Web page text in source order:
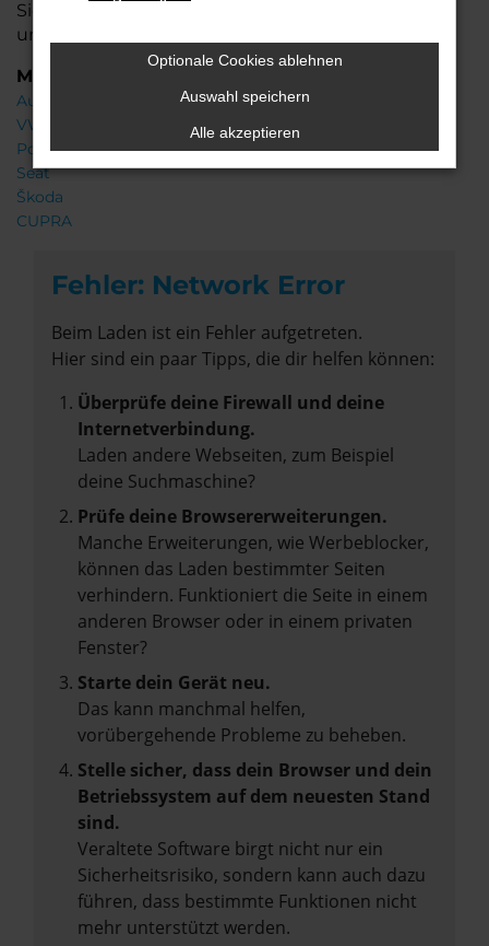
Sie uns und überzeugen Sie sich von der Qualität
und dem Service, den wir Ihnen bieten!
Marken
Audi
VW
Porsche
Seat
Škoda
CUPRA
Fehler: Network Error
Beim Laden ist ein Fehler aufgetreten.
Hier sind ein paar Tipps, die dir helfen können:
Überprüfe deine Firewall und deine
Internetverbindung.
Laden andere Webseiten, zum Beispiel
deine Suchmaschine?
Prüfe deine Browsererweiterungen.
Manche Erweiterungen, wie Werbeblocker,
können das Laden bestimmter Seiten
verhindern. Funktioniert die Seite in einem
anderen Browser oder in einem privaten
Fenster?
Starte dein Gerät neu.
Das kann manchmal helfen,
vorübergehende Probleme zu beheben.
Stelle sicher, dass dein Browser und dein
Betriebssystem auf dem neuesten Stand
sind.
Veraltete Software birgt nicht nur ein
Sicherheitsrisiko, sondern kann auch dazu
führen, dass bestimmte Funktionen nicht
mehr unterstützt werden.
Optionale Cookies ablehnen
Auswahl speichern
Alle akzeptieren